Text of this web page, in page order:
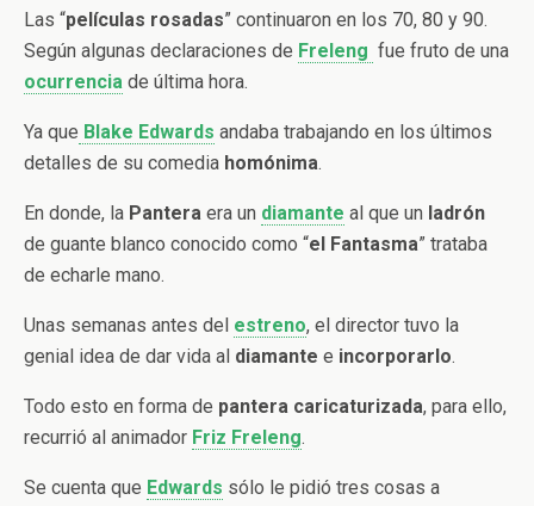
Las “películas rosadas” continuaron en los 70, 80 y 90.
Según algunas declaraciones de Freleng fue fruto de una
ocurrencia de última hora.
Ya que Blake Edwards andaba trabajando en los últimos
detalles de su comedia homónima.
En donde, la Pantera era un diamante al que un ladrón
de guante blanco conocido como “el Fantasma” trataba
de echarle mano.
Unas semanas antes del estreno, el director tuvo la
genial idea de dar vida al diamante e incorporarlo.
Todo esto en forma de pantera caricaturizada, para ello,
recurrió al animador Friz Freleng.
Se cuenta que Edwards sólo le pidió tres cosas a